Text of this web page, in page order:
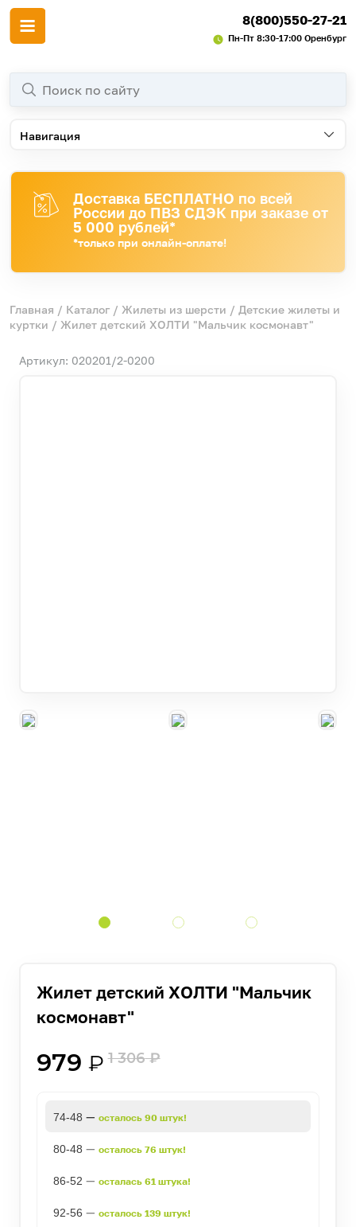
8(800)550-27-21
Пн-Пт 8:30-17:00 Оренбург
Навигация
Доставка БЕСПЛАТНО по всей
России до ПВЗ СДЭК при заказе от
5 000 рублей*
*только при онлайн-оплате!
Главная / Каталог / Жилеты из шерсти / Детские жилеты и
куртки / Жилет детский ХОЛТИ "Мальчик космонавт"
Артикул: 020201/2-0200
Жилет детский ХОЛТИ "Мальчик
космонавт"
979 ₽ 1 306₽
74-48 — осталось 90 штук!
80-48 — осталось 76 штук!
86-52 — осталась 61 штука!
92-56 — осталось 139 штук!